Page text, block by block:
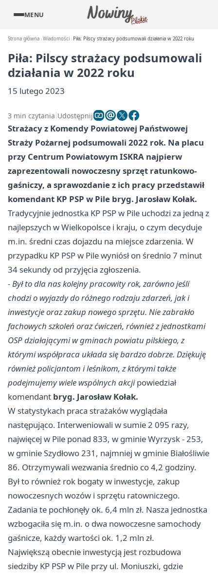
MENU
Strona główna Wiadomości Piła: Pilscy strażacy podsumowali działania w 2022 roku
Piła: Pilscy strażacy podsumowali
działania w 2022 roku
15 lutego 2023
3 min czytania Udostępnij
Strażacy z Komendy Powiatowej Państwowej
Straży Pożarnej podsumowali 2022 rok. Na placu
przy Centrum Powiatowym ISKRA najpierw
zaprezentowali nowoczesny sprzęt ratunkowo-
gaśniczy, a sprawozdanie z ich pracy przedstawił
komendant KP PSP w Pile bryg. Jarosław Kołak.
Tradycyjnie jednostka KP PSP w Pile uchodzi za jedną z
najlepszych w Wielkopolsce i kraju, o czym decyduje
m.in. średni czas dojazdu na miejsce zdarzenia. W
przypadku KP PSP w Pile wyniósł on średnio 7 minut
34 sekundy od przyjęcia zgłoszenia.
- Był to dla nas kolejny pracowity rok, zarówno jeśli
chodzi o wyjazdy do różnego rodzaju zdarzeń, jak i
inwestycje oraz zakup nowego sprzętu. Nie zabrakło
fachowych szkoleń oraz ćwiczeń, również z jednostkami
OSP działającymi w gminach powiatu pilskiego, z
którymi współpraca układa się bardzo dobrze. Dziękuję
również policjantom i leśnikom, z którymi także
podejmujemy wiele wspólnych akcjipowiedział
komendant bryg. Jarosław Kołak.
W statystykach praca strażaków wyglądała
następująco. Interweniowali w sumie 2 095 razy,
najwięcej w Pile ponad 833, w gminie Wyrzysk - 253,
w gminie Szydłowo 231, najmniej w gminie Białośliwie
86. Otrzymywali wezwania średnio co 4,2 godziny.
Był to również rok bogaty w inwestycje, zakup
nowoczesnych wozów i sprzętu ratowniczego.
Zadania te pochłonęły ok. 6,4 mln zł. Nasza jednostka
wzbogaciła się m.in. o dwa nowoczesne samochody
gaśnicze, każdy wartości ok. 1,2 mln zł.
Największą obecnie inwestycją jest rozbudowa
siedziby KP PSP w Pile przy ul. Moniuszki, gdzie